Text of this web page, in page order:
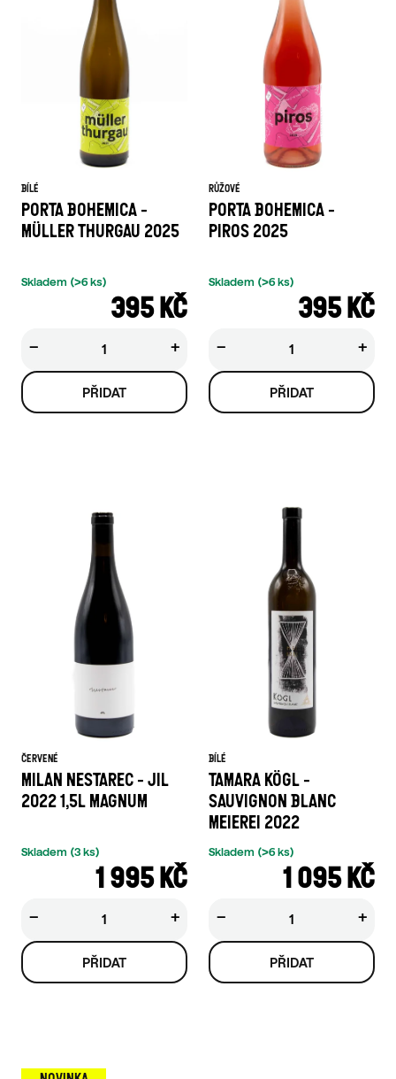
BÍLÉ
PORTA BOHEMICA -
MÜLLER THURGAU 2025
395 KČ
Skladem (>6 ks)
+
−
RŮŽOVÉ
PORTA BOHEMICA -
PIROS 2025
395 KČ
Skladem (>6 ks)
+
−
ČERVENÉ
MILAN NESTAREC - JIL
2022 1,5L MAGNUM
1 995 KČ
Skladem (3 ks)
+
−
BÍLÉ
TAMARA KÖGL -
SAUVIGNON BLANC
MEIEREI 2022
1 095 KČ
Skladem (>6 ks)
+
−